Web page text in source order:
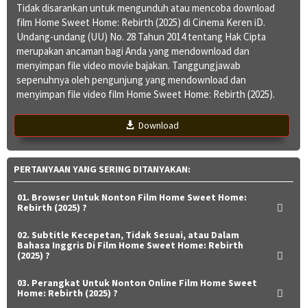
Tidak disarankan untuk mengunduh atau mencoba download
film Home Sweet Home: Rebirth (2025) di Cinema Keren iD.
Undang-undang (UU) No. 28 Tahun 2014 tentang Hak Cipta
merupakan ancaman bagi Anda yang mendownload dan
menyimpan file video movie bajakan. Tanggungjawab
sepenuhnya oleh pengunjung yang mendownload dan
menyimpan file video film Home Sweet Home: Rebirth (2025).
Download
PERTANYAAN YANG SERING DITANYAKAN:
01. Browser Untuk Nonton Film Home Sweet Home:
Rebirth (2025) ?
02. Subtitle Kecepetan, Tidak Sesuai, atau Dalam
Bahasa Inggris Di Film Home Sweet Home: Rebirth
(2025) ?
03. Perangkat Untuk Nonton Online Film Home Sweet
Home: Rebirth (2025) ?